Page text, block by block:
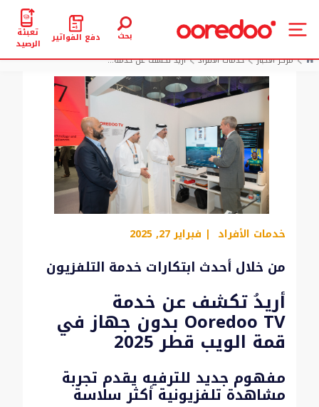
بحث دفع الفواتير تعبئة
الرصيد
مركز الأخبار
خدمات الأفراد أريدُ تكشف عن خدمة...
خدمات الأفراد | فبراير 27, 2025
من خلال أحدث ابتكارات خدمة التلفزيون
أريدُ تكشف عن خدمة
Ooredoo TV بدون جهاز في
قمة الويب قطر 2025
مفهوم جديد للترفيه يقدم تجربة
مشاهدة تلفزيونية أكثر سلاسة